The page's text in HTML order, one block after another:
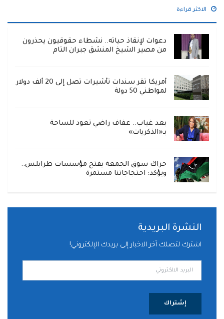
الاكثر قراءة
دعوات لإنقاذ حياته.. نشطاء حقوقيون يحذرون
من مصير الشيخ المنشق جبران التام
أمريكا تقر سندات تأشيرات تصل إلى 20 ألف دولار
لمواطني 50 دولة
بعد غياب.. عفاف راضي تعود للساحة
بـ«الذكريات»
حراك سوق الجمعة يفتح مؤسسات طرابلس..
ويؤكد: احتجاجاتنا مستمرة
النشرة البريدية
اشترك لتصلك آخر الاخبار إلى بريدك الإلكتروني!
إشتراك